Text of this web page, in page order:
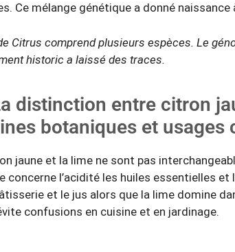
Ce mélange génétique a donné
Citrus comprend plusieurs espèces. Le
historic a laissé des traces.
distinction entre citron
botaniques et usages
jaune et la lime ne sont pas
concerne l’acidité les huiles essentielles
et le jus alors que la lime domine
confusions en cuisine et en jardinage.